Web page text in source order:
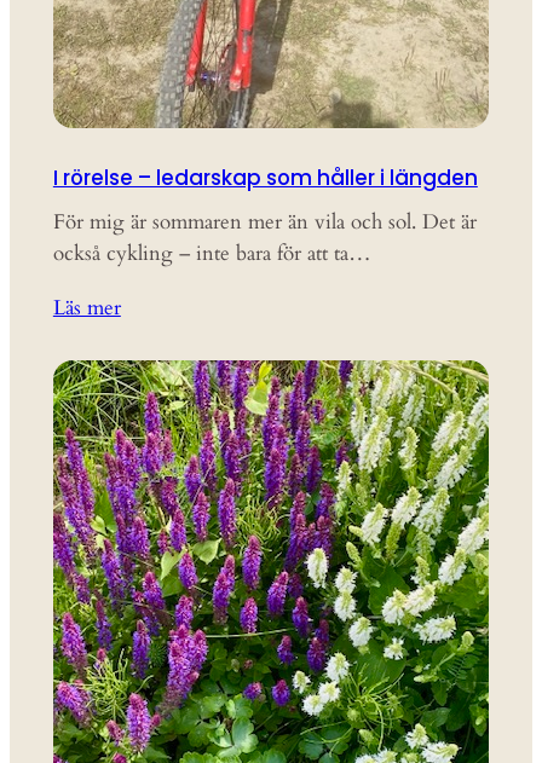
I rörelse – ledarskap som håller i längden
För mig är sommaren mer än vila och sol. Det är
också cykling – inte bara för att ta…
Läs mer